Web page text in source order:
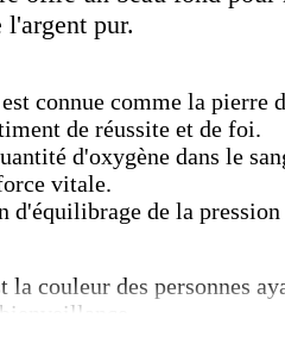
l'argent pur.
est connue comme la pierre
de réussite et de foi.
d'oxygène dans le
vitale.
d'équilibrage de la
la couleur des personnes